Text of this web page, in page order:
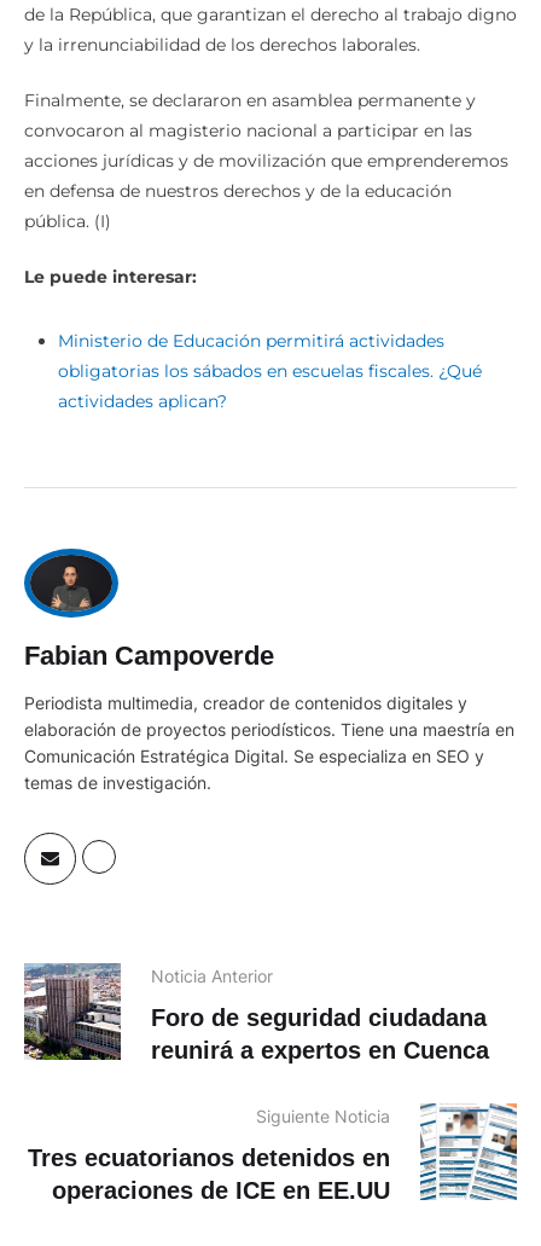
de la República, que garantizan el derecho al trabajo digno
y la irrenunciabilidad de los derechos laborales.
Finalmente, se declararon en asamblea permanente y
convocaron al magisterio nacional a participar en las
acciones jurídicas y de movilización que emprenderemos
en defensa de nuestros derechos y de la educación
pública. (I)
Le puede interesar:
Ministerio de Educación permitirá actividades
obligatorias los sábados en escuelas fiscales. ¿Qué
actividades aplican?
Fabian Campoverde
Periodista multimedia, creador de contenidos digitales y
elaboración de proyectos periodísticos. Tiene una maestría en
Comunicación Estratégica Digital. Se especializa en SEO y
temas de investigación.
Noticia Anterior
Foro de seguridad ciudadana
reunirá a expertos en Cuenca
Siguiente Noticia
Tres ecuatorianos detenidos en
operaciones de ICE en EE.UU